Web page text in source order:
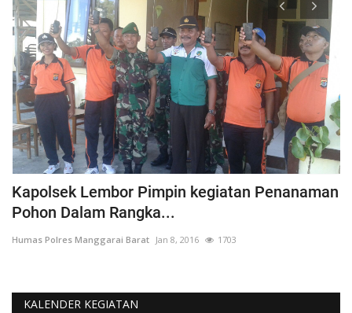
Kapolsek Lembor Pimpin kegiatan Penanaman
Pohon Dalam Rangka...
Humas Polres Manggarai Barat Jan 8, 2016 1703
KALENDER KEGIATAN